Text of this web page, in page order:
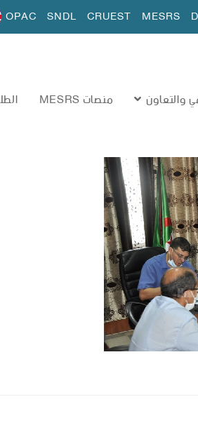
MESRS
CRUEST
SNDL
OPAC
والتعاون منصات MESRS